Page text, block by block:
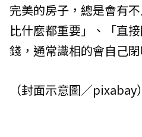
完美的房子，總是會有
比什麼都重要」、「直
錢，通常識相的會自己閉
（封面示意圖／pixabay）